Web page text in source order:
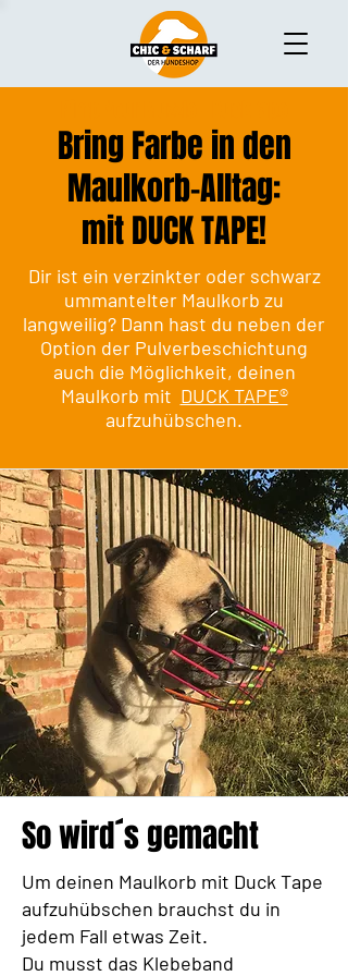
Bring Farbe in den
Maulkorb-Alltag:
mit DUCK TAPE!
Dir ist ein verzinkter oder schwarz
ummantelter Maulkorb zu
langweilig? Dann hast du neben der
Option der Pulverbeschichtung
auch die Möglichkeit, deinen
Maulkorb mit DUCK TAPE®
aufzuhübschen.
So wird´s gemacht
Um deinen Maulkorb mit Duck Tape
aufzuhübschen brauchst du in
jedem Fall etwas Zeit.
Du musst das Klebeband